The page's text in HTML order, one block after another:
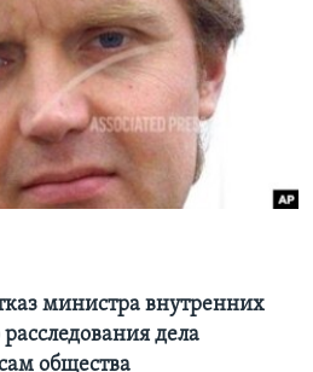
министра внутренних
дела
общества